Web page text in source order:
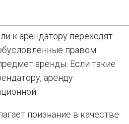
к арендатору переходят
правом
аренды. Если такие
аренду
признание в качестве